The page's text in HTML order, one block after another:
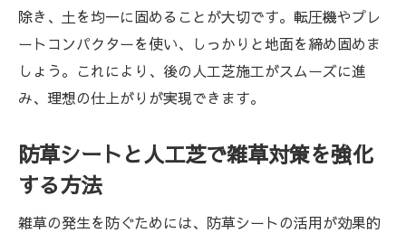
除き、土を均一に固めることが大切です。転圧機やプレ
ートコンパクターを使い、しっかりと地面を締め固めま
しょう。これにより、後の人工芝施工がスムーズに進
み、理想の仕上がりが実現できます。
防草シートと人工芝で雑草対策を強化
する方法
雑草の発生を防ぐためには、防草シートの活用が効果的